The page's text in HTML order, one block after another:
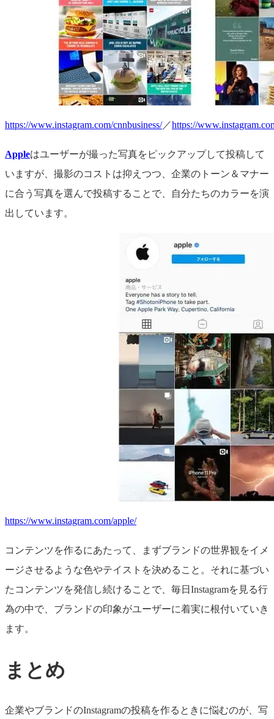
https://www.instagram.com/cnnbusiness/／https://
Appleはユーザーが撮った写真をピックアップして投稿して
いますが、撮影のコストは抑えつつ、企業のトーン＆マナー
に合う写真を選んで投稿することで、自分たちのカラーを演
出しています。
https://www.instagram.com/apple/
コンテンツを作るにあたって、まずブランドの世界観をイメ
ージさせるような色やテイストを決めること。それに基づい
たコンテンツを発信し続けることで、毎日Instagramを見る行
為の中で、ブランドの印象がユーザーに着実に根付いていき
ます。
まとめ
企業やブランドのInstagramの投稿を作るときに悩むのが、写